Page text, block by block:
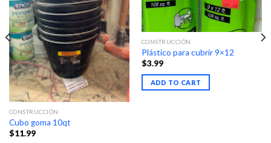
CONSTRUCCIÓN
Cubo goma 10qt
$11.99
CONSTRUCCIÓN
Plástico para cubrir 9×12
$3.99
ADD TO CART